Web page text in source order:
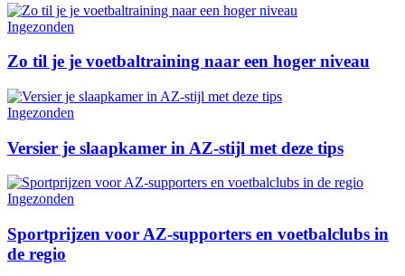
Ingezonden
Zo til je je voetbaltraining naar een hoger niveau
Ingezonden
Versier je slaapkamer in AZ-stijl met deze tips
Ingezonden
Sportprijzen voor AZ-supporters en voetbalclubs in
de regio